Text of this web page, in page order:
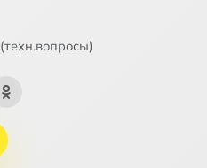
(техн.вопросы)